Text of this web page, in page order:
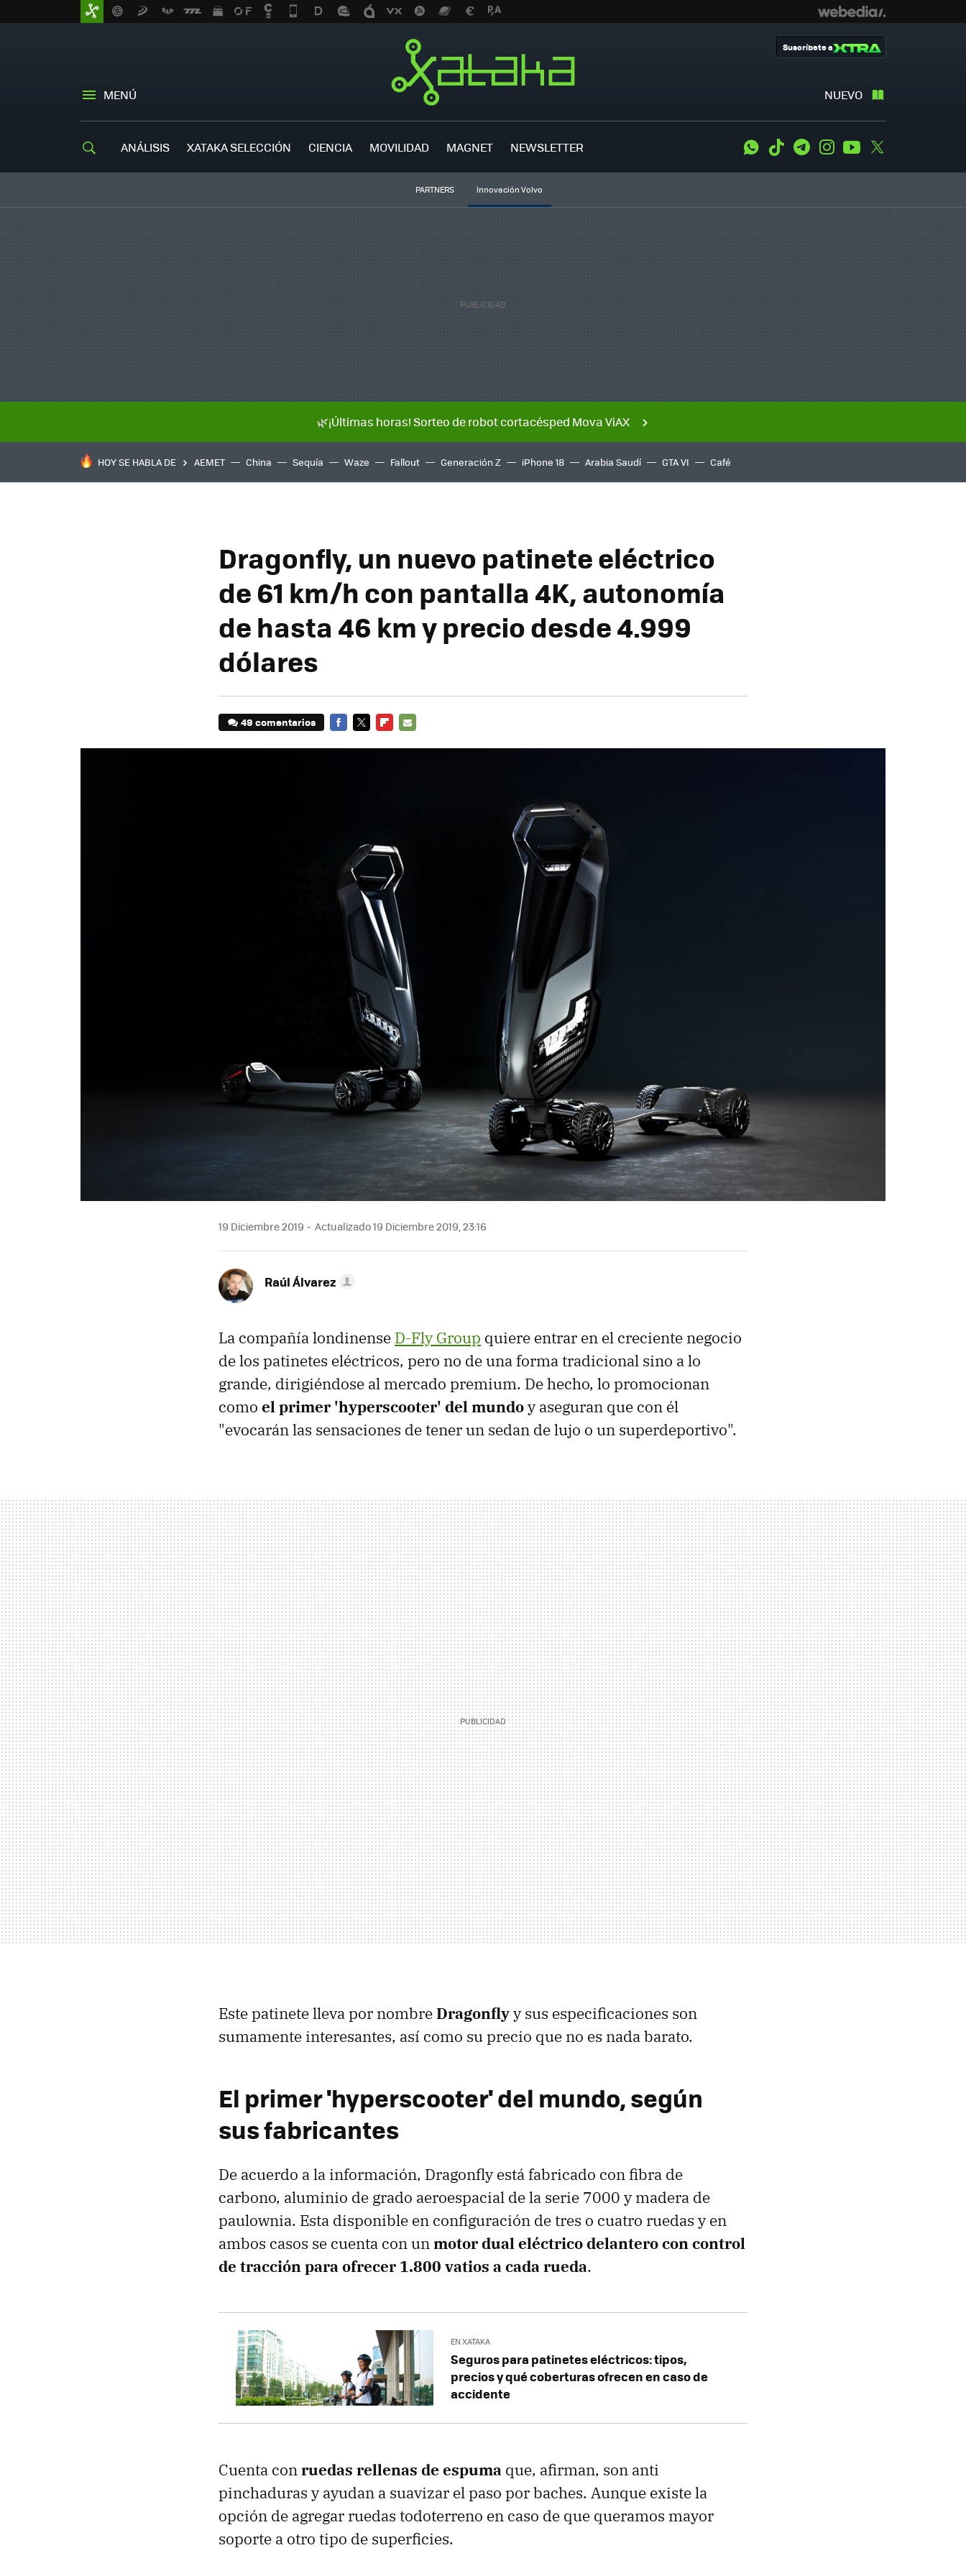
MENÚ NUEVO
Suscríbete a
ANÁLISIS XATAKA SELECCIÓN CIENCIA MOVILIDAD MAGNET NEWSLETTER WhatsApp
Tiktok TelegramInstagramYoutube
PARTNERS Innovación Volvo
🌿¡Últimas horas! Sorteo de robot cortacésped Mova ViAX
HOY SE HABLA DE AEMET China Sequía Waze Fallout Generación Z iPhone 18 Arabia Saudí GTA VI Café
Dragonfly, un nuevo patinete eléctrico
de 61 km/h con pantalla 4K, autonomía
de hasta 46 km y precio desde 4.999
dólares
49 comentarios
19 Diciembre 2019 Actualizado 19 Diciembre 2019, 23:16
Raúl Álvarez
La compañía londinense D-Fly Group quiere entrar en el creciente negocio
de los patinetes eléctricos, pero no de una forma tradicional sino a lo
grande, dirigiéndose al mercado premium. De hecho, lo promocionan
como el primer 'hyperscooter' del mundoy aseguran que con él
"evocarán las sensaciones de tener un sedan de lujo o un superdeportivo".
Este patinete lleva por nombreDragonflyy sus especificaciones son
sumamente interesantes, así como su precio que no es nada barato.
El primer 'hyperscooter' del mundo, según
sus fabricantes
De acuerdo a la información, Dragonfly está fabricado con fibra de
carbono, aluminio de grado aeroespacial de la serie 7000 y madera de
paulownia. Esta disponible en configuración de tres o cuatro ruedas y en
ambos casos se cuenta con unmotor dual eléctrico delantero con control
de tracción para ofrecer 1.800 vatios a cada rueda.
EN XATAKA
Seguros para patinetes eléctricos: tipos,
precios y qué coberturas ofrecen en caso de
accidente
Cuenta conruedas rellenas de espuma que, afirman, son anti
pinchaduras y ayudan a suavizar el paso por baches. Aunque existe la
opción de agregar ruedas todoterreno en caso de que queramos mayor
soporte a otro tipo de superficies.